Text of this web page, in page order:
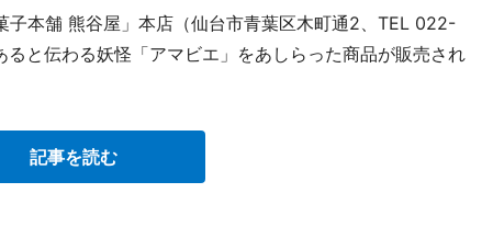
本舗 熊谷屋」本店（仙台市青葉区木町通2、TEL 022-
と伝わる妖怪「アマビエ」をあしらった商品が販売され
記事を読む